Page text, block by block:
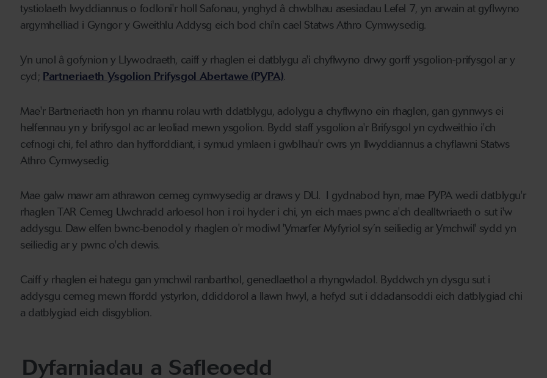
tystiolaeth lwyddiannus o fodloni'r holl Safonau, ynghyd â chwblhau asesiadau Lefel 7, yn arwain at gyflwyno
argymhelliad i Gyngor y Gweithlu Addysg eich bod chi'n cael Statws Athro Cymwysedig.
Yn unol â gofynion y Llywodraeth, caiff y rhaglen ei datblygu a'i chyflwyno drwy gorff ysgolion-prifysgol ar y
cyd; Partneriaeth Ysgolion Prifysgol Abertawe (PYPA).
Mae'r Bartneriaeth hon yn rhannu rolau wrth ddatblygu, adolygu a chyflwyno ein rhaglen, gan gynnwys ei
helfennau yn y brifysgol ac ar leoliad mewn ysgolion. Bydd staff ysgolion a'r Brifysgol yn cydweithio i'ch
cefnogi chi, fel athro dan hyfforddiant, i symud ymlaen i gwblhau'r cwrs yn llwyddiannus a chyflawni Statws
Athro Cymwysedig.
Mae galw mawr am athrawon cemeg cymwysedig ar draws y DU. I gydnabod hyn, mae PYPA wedi datblygu'r
rhaglen TAR Cemeg Uwchradd arloesol hon i roi hyder i chi, yn eich maes pwnc a'ch dealltwriaeth o sut i'w
addysgu. Daw elfen bwnc-benodol y rhaglen o'r modiwl 'Ymarfer Myfyriol sy’n seiliedig ar Ymchwil' sydd yn
seiliedig ar y pwnc o'ch dewis.
Caiff y rhaglen ei hategu gan ymchwil ranbarthol, genedlaethol a rhyngwladol. Byddwch yn dysgu sut i
addysgu cemeg mewn ffordd ystyrlon, ddiddorol a llawn hwyl, a hefyd sut i ddadansoddi eich datblygiad chi
a datblygiad eich disgyblion.
Dyfarniadau a Safleoedd